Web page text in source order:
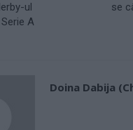
ul
A
se
Doina Dabija